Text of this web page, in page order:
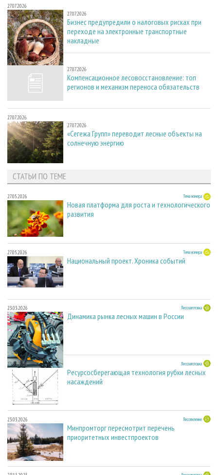
27.07.2026
27.07.2026
Бизнес предупредили о налоговых рисках при
переходе на электронные транспортные
накладные
27.07.2026
27.07.2026
Компенсационное лесовосстановление: топ
регионов и механизм переноса обязательств
27.07.2026
27.07.2026
«Сегежа Групп» переводит лесные объекты на
солнечную энергию
СТАТЬИ ПО ТЕМЕ
27.05.2026 Тема номера
Новая платформа для роста и технологического
развития
27.05.2026 Тема номера
Национальный проект. Хроника событий
23.03.2026 Лесозаготовка
Динамика рынка лесных машин в России
23.03.2026 Лесозаготовка
Ресурсосберегающая технология рубки лесных
насаждений
23.03.2026 Лесопиление
Минпромторг пересмотрит перечень
приоритетных инвестпроектов